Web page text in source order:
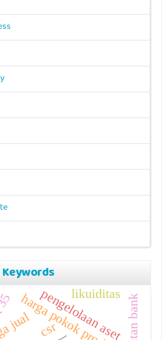
Keywords
jual pengelolaan aset
csr
likuiditas